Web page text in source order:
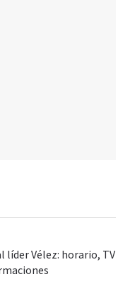
líder Vélez: horario, TV